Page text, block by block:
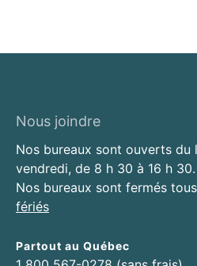
Nous joindre
Nos bureaux sont ouverts du
vendredi, de 8 h 30 à 16 h 30.
Nos bureaux sont fermés
fériés
Partout au Québec